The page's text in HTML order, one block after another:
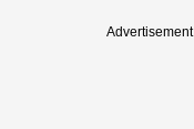
Advertisement